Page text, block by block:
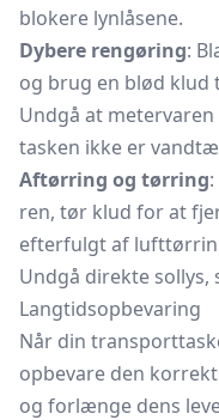
blokere lynlåsene.
Dybere rengøring:
og brug en blød klud
Undgå at
tasken ikke er
Aftørring og tørring
ren, tør klud for at
efterfulgt af
Undgå direkte
Langtidsopbevaring
Når din
opbevare den
og forlænge dens